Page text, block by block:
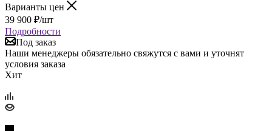
Варианты цен
39 900 ₽/шт
Подробности
Под заказ
Наши менеджеры обязательно свяжутся с вами и уточнят
условия заказа
Хит